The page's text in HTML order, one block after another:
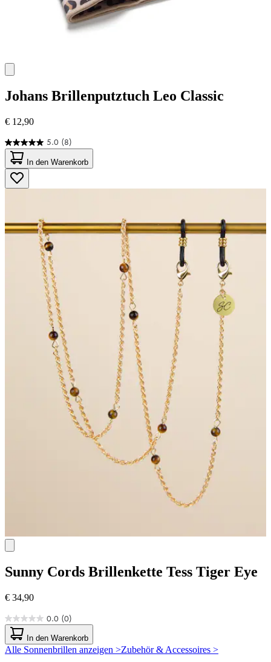
Johans Brillenputztuch Leo Classic
€ 12,90
5.0 (8)
5.0
von
5
Sternen.
8
In den Warenkorb
Sunny Cords Brillenkette Tess Tiger Eye
€ 34,90
0.0 (0)
0.0
von
5
Sternen.
In den Warenkorb
Alle Sonnenbrillen anzeigen >Zubehör & Accessoires >